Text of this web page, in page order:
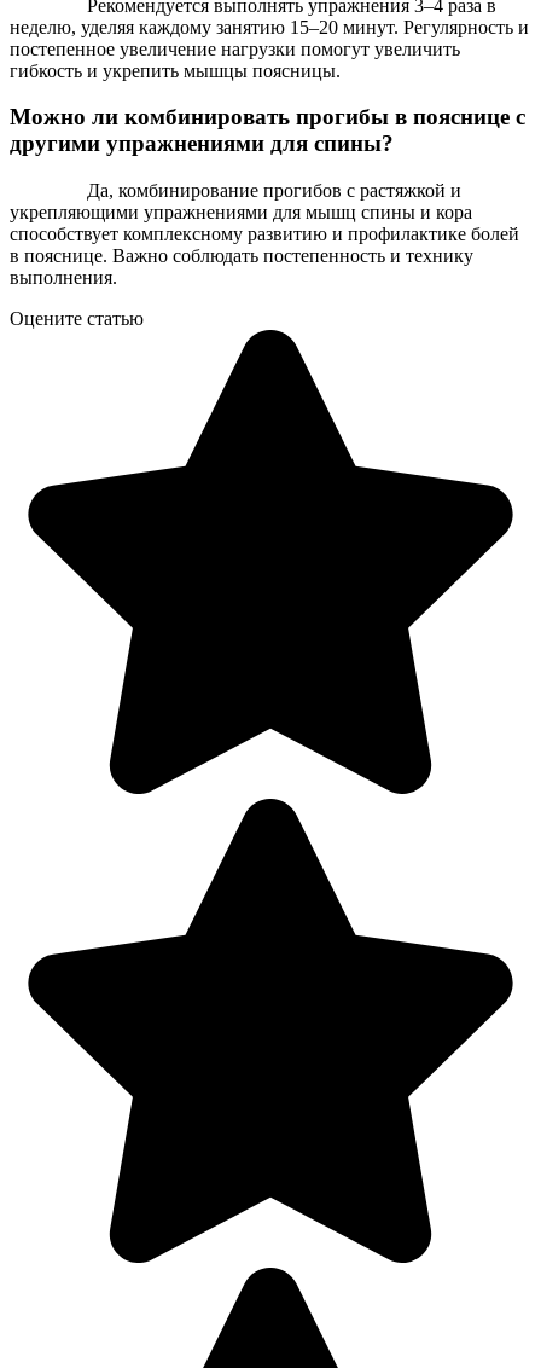
Рекомендуется выполнять упражнения 3–4 раза в
неделю, уделяя каждому занятию 15–20 минут. Регулярность и
постепенное увеличение нагрузки помогут увеличить
гибкость и укрепить мышцы поясницы.
Можно ли комбинировать прогибы в пояснице с
другими упражнениями для спины?
Да, комбинирование прогибов с растяжкой и
укрепляющими упражнениями для мышц спины и кора
способствует комплексному развитию и профилактике болей
в пояснице. Важно соблюдать постепенность и технику
выполнения.
Оцените статью